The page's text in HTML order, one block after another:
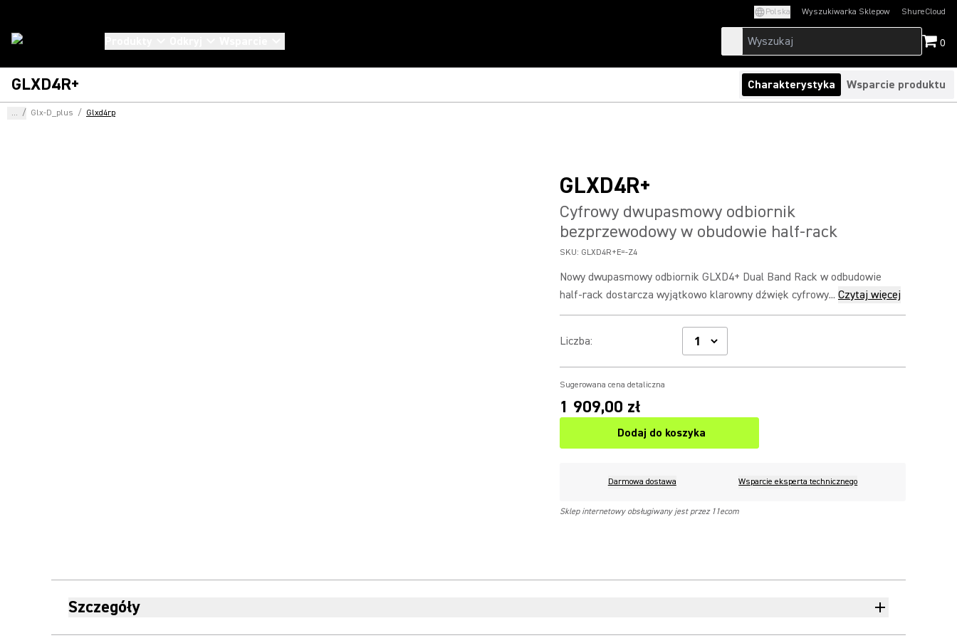
Polska Wyszukiwarka Sklepow ShureCloud
(Opens in a new
0
GLXD4R+ Charakterystyka Wsparcie produktu
... / Glx-D_plus / Glxd4rp
GLXD4R+
Cyfrowy dwupasmowy odbiornik
bezprzewodowy w obudowie half-rack
SKU: GLXD4R+E=-Z4
Nowy dwupasmowy odbiornik GLXD4+ Dual Band Rack w odbudowie
half-rack dostarcza wyjątkowo klarowny dźwięk cyfrowy... Czytaj więcej
Liczba:
Sugerowana cena detaliczna
1 909,00 zł
Dodaj do koszyka
Darmowa dostawa Wsparcie eksperta technicznego
Sklep internetowy obsługiwany jest przez 11ecom
Szczegóły